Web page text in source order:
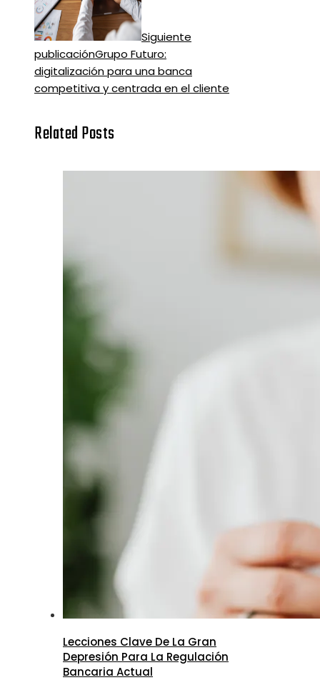
Siguiente
publicaciónGrupo Futuro:
digitalización para una banca
competitiva y centrada en el cliente
Related Posts
Lecciones Clave De La Gran
Depresión Para La Regulación
Bancaria Actual